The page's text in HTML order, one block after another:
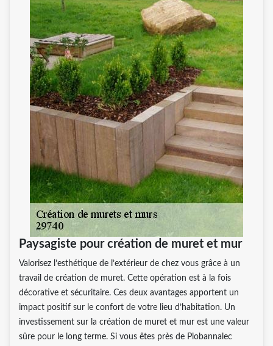
Paysagiste pour création de muret et mur
Valorisez l’esthétique de l’extérieur de chez vous grâce à un
travail de création de muret. Cette opération est à la fois
décorative et sécuritaire. Ces deux avantages apportent un
impact positif sur le confort de votre lieu d’habitation. Un
investissement sur la création de muret et mur est une valeur
sûre pour le long terme. Si vous êtes près de Plobannalec